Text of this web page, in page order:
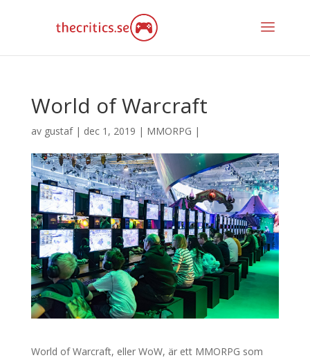
World of Warcraft
av gustaf| dec 1, 2019 | MMORPG |
World of Warcraft, eller WoW, är ett MMORPG som